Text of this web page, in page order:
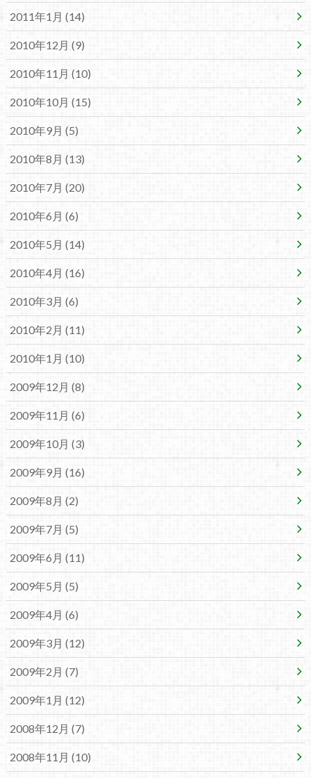
2011年1月 (14)
2010年12月 (9)
2010年11月 (10)
2010年10月 (15)
2010年9月 (5)
2010年8月 (13)
2010年7月 (20)
2010年6月 (6)
2010年5月 (14)
2010年4月 (16)
2010年3月 (6)
2010年2月 (11)
2010年1月 (10)
2009年12月 (8)
2009年11月 (6)
2009年10月 (3)
2009年9月 (16)
2009年8月 (2)
2009年7月 (5)
2009年6月 (11)
2009年5月 (5)
2009年4月 (6)
2009年3月 (12)
2009年2月 (7)
2009年1月 (12)
2008年12月 (7)
2008年11月 (10)